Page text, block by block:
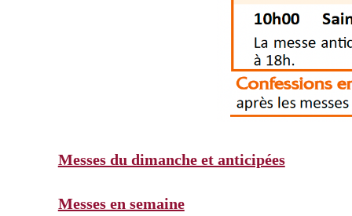
Messes du dimanche et anticipées
Messes en semaine